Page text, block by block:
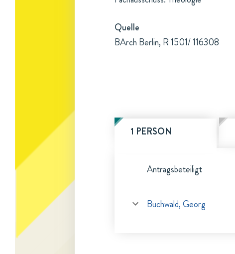
Quelle
BArch Berlin, R 1501/ 116308
1 PERSON
Antragsbeteiligt
Buchwald, Georg